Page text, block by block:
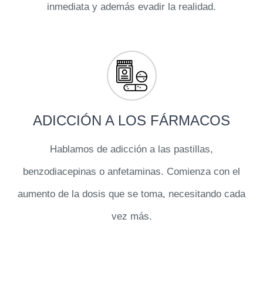
inmediata y además evadir la realidad.
ADICCIÓN A LOS FÁRMACOS
Hablamos de adicción a las pastillas,
benzodiacepinas o anfetaminas. Comienza con el
aumento de la dosis que se toma, necesitando cada
vez más.